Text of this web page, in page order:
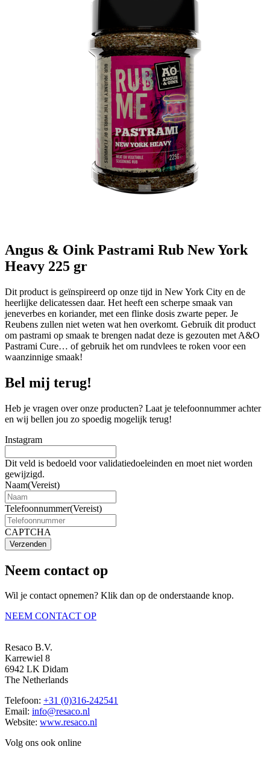
Angus & Oink Pastrami Rub New York
Heavy 225 gr
Dit product is geïnspireerd op onze tijd in New York City en de
heerlijke delicatessen daar. Het heeft een scherpe smaak van
jeneverbes en koriander, met een flinke dosis zwarte peper. Je
Reubens zullen niet weten wat hen overkomt. Gebruik dit product
om pastrami op smaak te brengen nadat deze is gezouten met A&O
Pastrami Cure… of gebruik het om rundvlees te roken voor een
waanzinnige smaak!
Bel mij terug!
Heb je vragen over onze producten? Laat je telefoonnummer achter
en wij bellen jou zo spoedig mogelijk terug!
Instagram
Dit veld is bedoeld voor validatiedoeleinden en moet niet worden
gewijzigd.
Naam(Vereist)
Telefoonnummer(Vereist)
CAPTCHA
Verzenden
Neem contact op
Wil je contact opnemen? Klik dan op de onderstaande knop.
NEEM CONTACT OP
Resaco B.V.
Karrewiel 8
6942 LK Didam
The Netherlands
Telefoon: +31 (0)316-242541
Email: info@resaco.nl
Website: www.resaco.nl
Volg ons ook online